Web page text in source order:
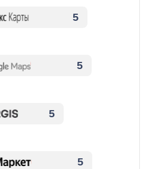
5
5
5
5